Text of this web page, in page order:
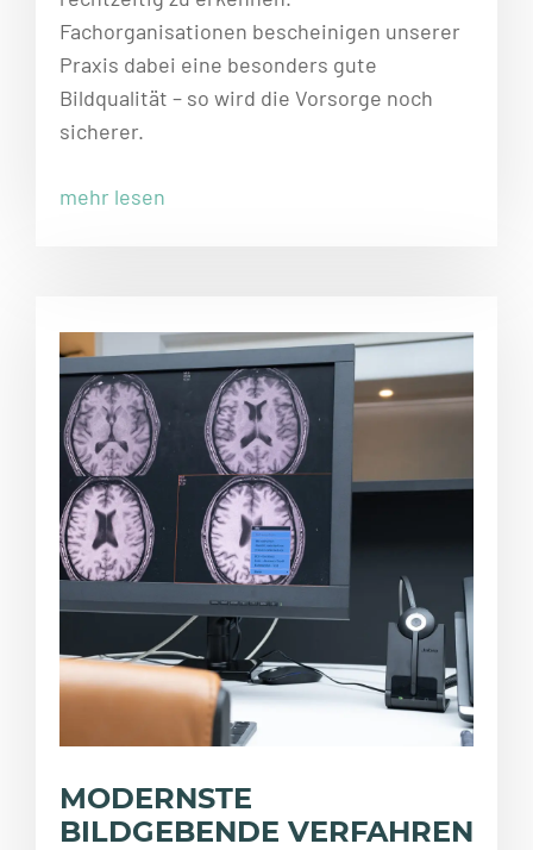
Fachorganisationen bescheinigen unserer
Praxis dabei eine besonders gute
Bildqualität – so wird die Vorsorge noch
sicherer.
mehr lesen
MODERNSTE
BILDGEBENDE VERFAHREN